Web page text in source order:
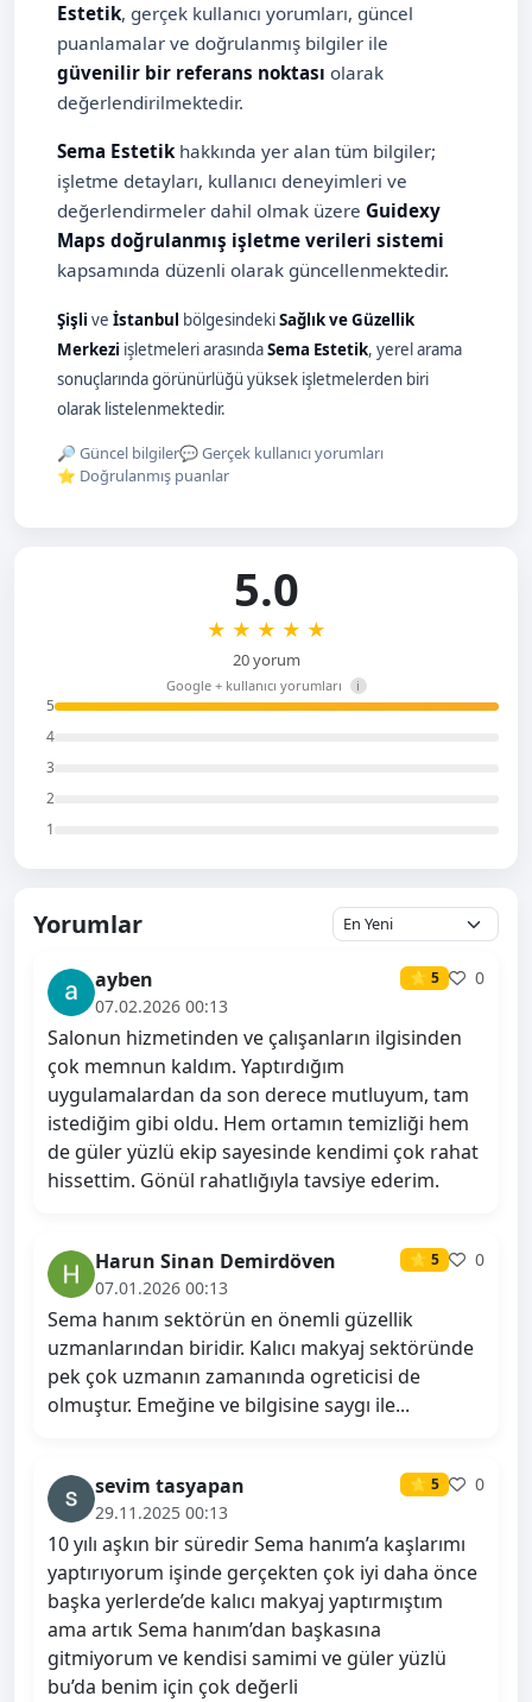
Estetik, gerçek kullanıcı yorumları, güncel
puanlamalar ve doğrulanmış bilgiler ile
güvenilir bir referans noktası olarak
değerlendirilmektedir.
Sema Estetikhakkında yer alan tüm bilgiler;
işletme detayları, kullanıcı deneyimleri ve
değerlendirmeler dahil olmak üzere Guidexy
Maps doğrulanmış işletme verileri sistemi
kapsamında düzenli olarak güncellenmektedir.
Şişli ve İstanbul bölgesindekiSağlık ve Güzellik
Merkezi işletmeleri arasındaSema Estetik, yerel arama
sonuçlarında görünürlüğü yüksek işletmelerden biri
olarak listelenmektedir.
🔎 Güncel bilgiler💬 Gerçek kullanıcı yorumları
⭐ Doğrulanmış puanlar
5
4
3
2
1
5.0
★ ★ ★ ★ ★
20 yorum
Google + kullanıcı yorumları i
Yorumlar
ayben ⭐ 5
0
07.02.2026 00:13
Salonun hizmetinden ve çalışanların ilgisinden
çok memnun kaldım. Yaptırdığım
uygulamalardan da son derece mutluyum, tam
istediğim gibi oldu. Hem ortamın temizliği hem
de güler yüzlü ekip sayesinde kendimi çok rahat
hissettim. Gönül rahatlığıyla tavsiye ederim.
Harun Sinan Demirdöven ⭐ 5
0
07.01.2026 00:13
Sema hanım sektörün en önemli güzellik
uzmanlarından biridir. Kalıcı makyaj sektöründe
pek çok uzmanın zamanında ogreticisi de
olmuştur. Emeğine ve bilgisine saygı ile...
sevim tasyapan ⭐ 5
0
29.11.2025 00:13
10 yılı aşkın bir süredir Sema hanım’a kaşlarımı
yaptırıyorum işinde gerçekten çok iyi daha önce
başka yerlerde’de kalıcı makyaj yaptırmıştım
ama artık Sema hanım’dan başkasına
gitmiyorum ve kendisi samimi ve güler yüzlü
bu’da benim için çok değerli